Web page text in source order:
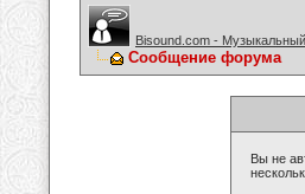
Bisound.com -
Сообщение форума
Вы не